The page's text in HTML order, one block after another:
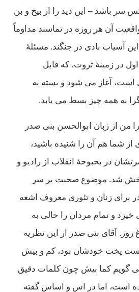
سر باشد – اين ديد را از بيخ و بن
آن هر روزه در تماسند مداوماً
آسياب بادی در جنگند. مسئلۀ
در زمينۀ ثروت، كه قابل
است، آغاز می شود و بسته به
به همه چيز بسط می يابد.
من از زبان ابوالحسن بنی صدر
از شما هم آن را شنيده باشيد،
در بحبوحۀ انقلاب از راديو و
پخش شد. موضوع صحبت بر سر
برای زنان و تئوری معروف اشعه
و تمام مردان را حالی به
آقای بنی صدر از اين نظريه
پخت خودشان بود، كم و بيش
می گويم كما بيش چون كلمات دقيق
است، اما در اس و اساس گفته